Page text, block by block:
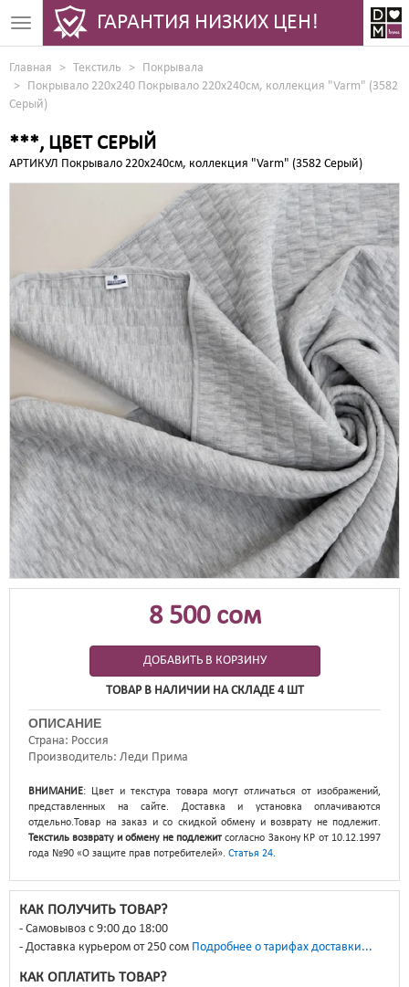
Toggle
navigation
ГАРАНТИЯ НИЗКИХ ЦЕН!
Главная Текстиль
Покрывала
Покрывало 220x240 Покрывало 220х240см, коллекция "Varm" (3582
Серый)
***, ЦВЕТ СЕРЫЙ
АРТИКУЛ Покрывало 220х240см, коллекция "Varm" (3582 Серый)
8 500 сом
ДОБАВИТЬ В КОРЗИНУ
ТОВАР В НАЛИЧИИ НА СКЛАДЕ 4 ШТ
ОПИСАНИЕ
Страна Россия
Производитель Леди Прима
ВНИМАНИЕ: Цвет и текстура товара могут отличаться от изображений,
представленных на сайте. Доставка и установка оплачиваются
отдельно.Товар на заказ и со скидкой обмену и возврату не подлежит.
Текстиль возврату и обмену не подлежит согласно Закону КР от 10.12.1997
года №90 «О защите прав потребителей». Статья 24.
КАК ПОЛУЧИТЬ ТОВАР?
Самовывоз с 9:00 до 18:00
Доставка курьером от 250 сом Подробнее о тарифах доставки...
КАК ОПЛАТИТЬ ТОВАР?